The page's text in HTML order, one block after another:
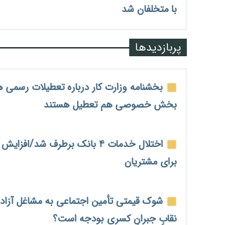
با متخلفان شد
نرخ سود بانکی در دوراهی تورم و رکود؛
صادرات مرغ مازاد هنوز آغاز نشده است؛
شیر صنعتی چگونه تولید می‌شود؟ پاسخ
نسخه قطعه‌سازان برای سایپا؛ خروج دولت
پربازدیدها
بخشنامه وزارت کار درباره تعطیلات رسمی
بخش خصوصی هم تعطیل هستند
اختلال خدمات ۴ بانک برطرف
برای مشتریان
شوک قیمتی تأمین اجتماعی به مشاغل
نقابِ جبرانِ کسری بودجه است؟